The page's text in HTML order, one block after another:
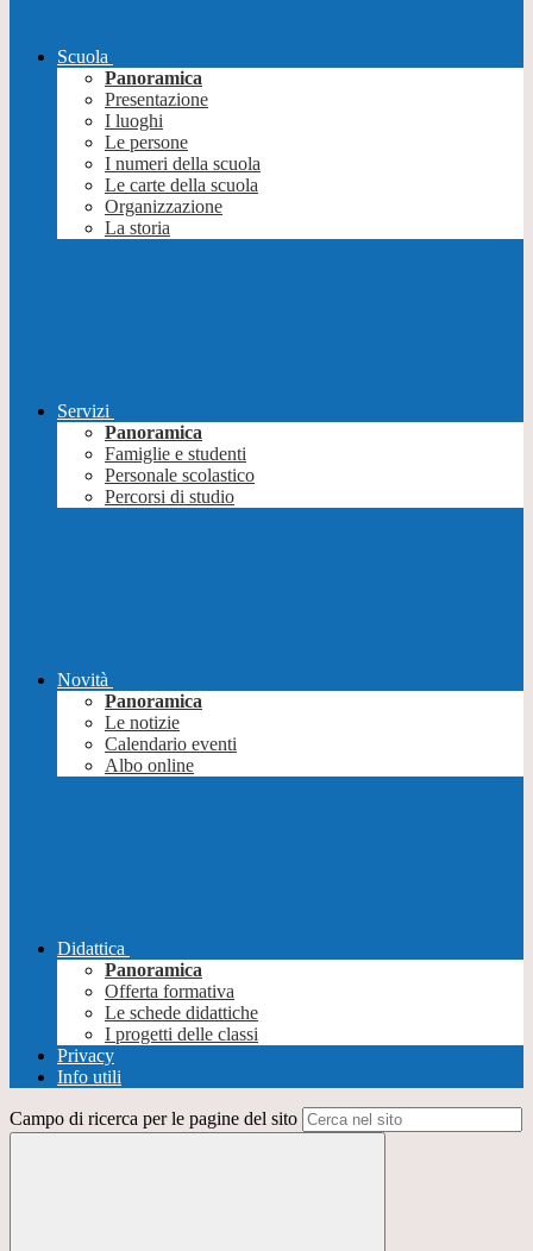
Scuola
Panoramica
Presentazione
I luoghi
Le persone
I numeri della scuola
Le carte della scuola
Organizzazione
La storia
Servizi
Panoramica
Famiglie e studenti
Personale scolastico
Percorsi di studio
Novità
Panoramica
Le notizie
Calendario eventi
Albo online
Didattica
Panoramica
Offerta formativa
Le schede didattiche
I progetti delle classi
Privacy
Info utili
Campo di ricerca per le pagine del sito